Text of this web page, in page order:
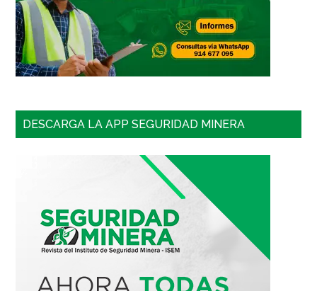
DESCARGA LA APP SEGURIDAD MINERA